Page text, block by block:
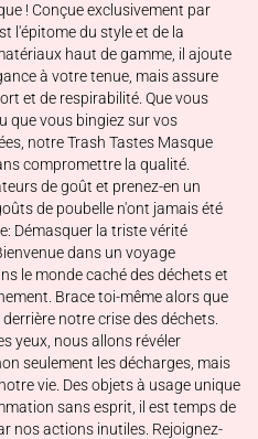
! Conçue exclusivement par
l'épitome du style et de la
haut de gamme, il ajoute
à votre tenue, mais assure
et de respirabilité. Que vous
que vous bingiez sur vos
notre Trash Tastes Masque
compromettre la qualité.
de goût et prenez-en un
de poubelle n'ont jamais été
Démasquer la triste vérité
dans un voyage
le monde caché des déchets et
Brace toi-même alors que
notre crise des déchets.
yeux, nous allons révéler
seulement les décharges, mais
vie. Des objets à usage unique
sans esprit, il est temps de
nos actions inutiles. Rejoignez-